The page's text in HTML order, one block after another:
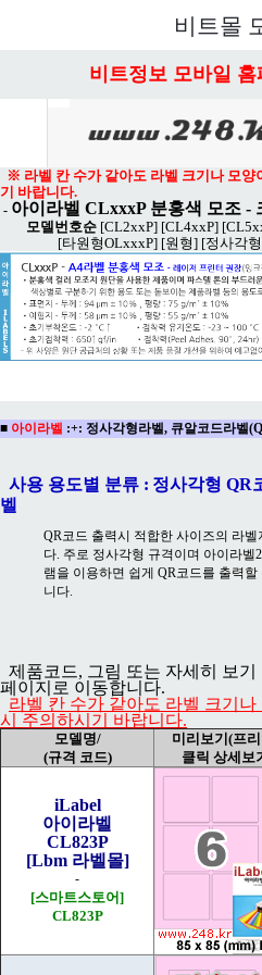
비트몰
비트정보 모바일
※ 라벨 칸 수가 같아도 라벨 크기나 모양
기 바랍니다.
- 아이라벨 CLxxxP 분홍색 모조 -
모델번호순 [CL2xxP] [CL4xxP]
[타원형OLxxxP] [원형] [정사각
■ 아이라벨 :+: 정사각형라벨, 큐알코드라벨
사용 용도별 분류 : 정사각형 QR
벨
QR코드 출력시 적합한 사이즈의 라벨
다. 주로 정사각형 규격이며 아이라벨
램을 이용하면 쉽게 QR코드를 출력할
니다.
제품코드, 그림 또는 자세히 보
페이지로 이동합니다.
라벨 칸 수가 같아도 라벨 크기
시 주의하시기 바랍니다.
모델명/
(규격 코드)
미리보기(프
클릭 상세보
iLabel
아이라벨
CL823P
[Lbm 라벨몰]
-
[스마트스토어]
CL823P